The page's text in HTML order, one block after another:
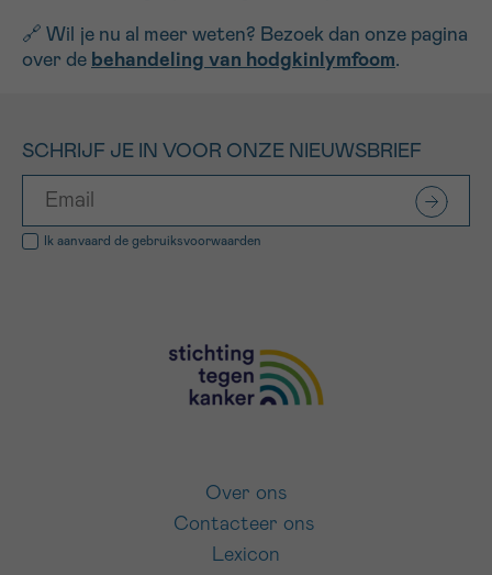
🔗 Wil je nu al meer weten? Bezoek dan onze pagina
over de behandeling van hodgkinlymfoom.
SCHRIJF JE IN VOOR ONZE NIEUWSBRIEF
Ik aanvaard de gebruiksvoorwaarden
Over ons
Contacteer ons
Lexicon